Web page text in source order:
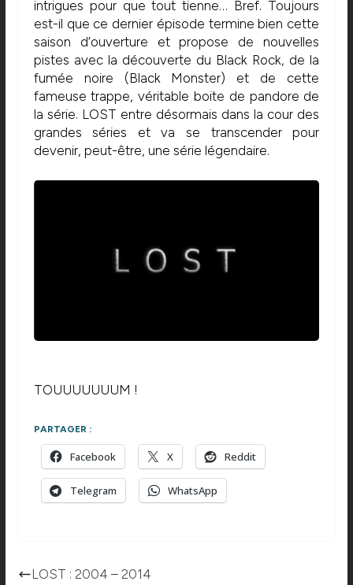
intrigues pour que tout tienne… Bref. Toujours
est-il que ce dernier épisode termine bien cette
saison d’ouverture et propose de nouvelles
pistes avec la découverte du Black Rock, de la
fumée noire (Black Monster) et de cette
fameuse trappe, véritable boite de pandore de
la série. LOST entre désormais dans la cour des
grandes séries et va se transcender pour
devenir, peut-être, une série légendaire.
TOUUUUUUUM !
PARTAGER :
Facebook X Reddit
Telegram WhatsApp
LOST : 2004 – 2014